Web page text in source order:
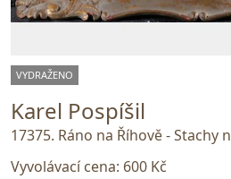
VYDRAŽENO
Karel Pospíšil
17375. Ráno na Říhově - Stachy
Vyvolávací cena: 600 Kč